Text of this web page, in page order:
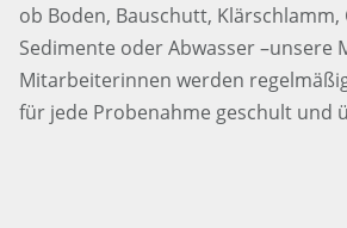
ob Boden, Bauschutt, Klärschlamm,
Sedimente oder Abwasser –unsere
Mitarbeiterinnen werden
für jede Probenahme geschult und